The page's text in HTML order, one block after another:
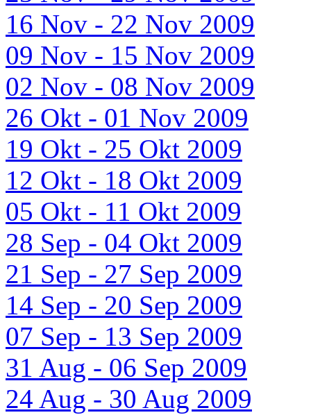
16 Nov - 22 Nov 2009
09 Nov - 15 Nov 2009
02 Nov - 08 Nov 2009
26 Okt - 01 Nov 2009
19 Okt - 25 Okt 2009
12 Okt - 18 Okt 2009
05 Okt - 11 Okt 2009
28 Sep - 04 Okt 2009
21 Sep - 27 Sep 2009
14 Sep - 20 Sep 2009
07 Sep - 13 Sep 2009
31 Aug - 06 Sep 2009
24 Aug - 30 Aug 2009